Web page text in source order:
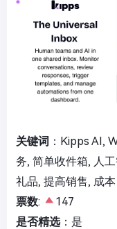
关键词 ：Kipps AI,
务, 简单收件箱, 人
礼品, 提高销售, 成本
票数:
147
是否精选：是